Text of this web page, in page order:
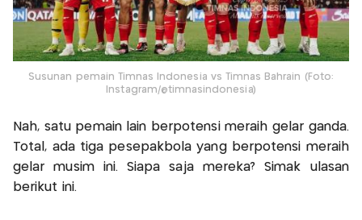
Susunan pemain Timnas Indonesia vs Timnas Bahrain (Foto:
Instagram/@timnasindonesia)
Nah, satu pemain lain berpotensi meraih gelar ganda.
Total, ada tiga pesepakbola yang berpotensi meraih
gelar musim ini. Siapa saja mereka? Simak ulasan
berikut ini.